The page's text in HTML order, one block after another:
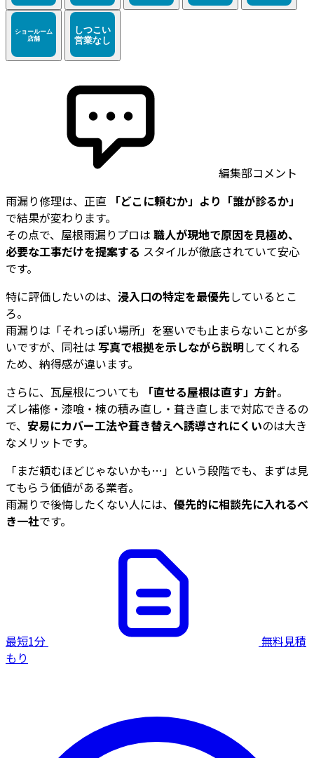
編集部コメント
雨漏り修理は、正直 「どこに頼むか」より「誰が診るか」
で結果が変わります。
その点で、屋根雨漏りプロは 職人が現地で原因を見極め、
必要な工事だけを提案する スタイルが徹底されていて安心
です。
特に評価したいのは、 浸入口の特定を最優先しているとこ
ろ。
雨漏りは「それっぽい場所」を塞いでも止まらないことが多
いですが、同社は 写真で根拠を示しながら説明してくれる
ため、納得感が違います。
さらに、瓦屋根についても
「直せる屋根は直す」方針。
ズレ補修・漆喰・棟の積み直し・葺き直しまで対応できるの
で、 安易にカバー工法や葺き替えへ誘導されにくいのは大き
なメリットです。
「まだ頼むほどじゃないかも…」という段階でも、まずは見
てもらう価値がある業者。
雨漏りで後悔したくない人には、 優先的に相談先に入れるべ
き一社です。
最短1分
無料見積
もり